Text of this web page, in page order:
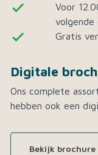
done
Voor
volgende
done Gratis
Digitale
Ons complete
hebben ook een
Bekijk brochure